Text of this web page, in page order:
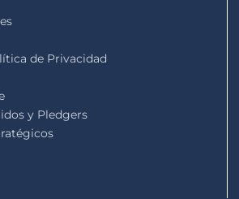
de Privacidad
y Pledgers